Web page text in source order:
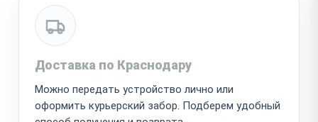
Доставка по Краснодару
Можно передать устройство лично или
оформить курьерский забор. Подберем удобный